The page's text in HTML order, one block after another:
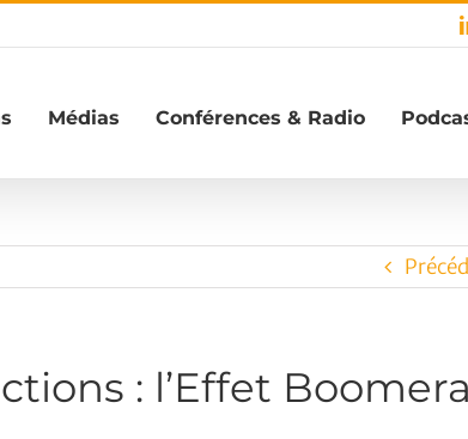
Médias Conférences & Radio
: l’Effet